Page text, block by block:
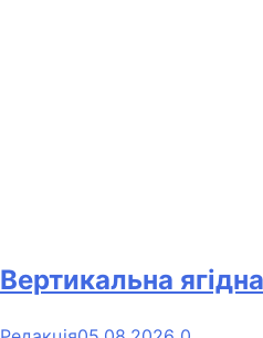
Вертикальна